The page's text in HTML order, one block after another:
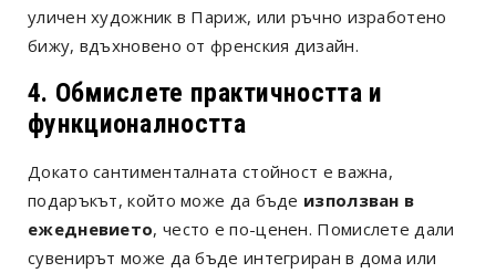
уличен художник в Париж, или ръчно изработено
бижу, вдъхновено от френския дизайн.
4. Обмислете практичността и
функционалността
Докато сантименталната стойност е важна,
подаръкът, който може да бъде използван в
ежедневието, често е по-ценен. Помислете дали
сувенирът може да бъде интегриран в дома или